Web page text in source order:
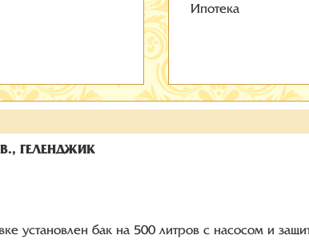
Ипотека
ГЕЛЕНДЖИК
установлен бак на 500 литров с насосом и